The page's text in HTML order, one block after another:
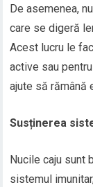
De asemenea,
care se digeră
Acest lucru le
active sau
ajute să rămână
Susținerea
Nucile caju sunt
sistemul